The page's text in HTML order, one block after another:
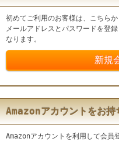
初めてご利用のお客様は、こちら
メールアドレスとパスワードを登
なります。
Amazonアカウントをお持
Amazonアカウントを利用して会員